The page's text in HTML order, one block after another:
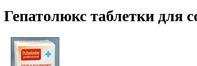
Гепатолюкс таблетки для